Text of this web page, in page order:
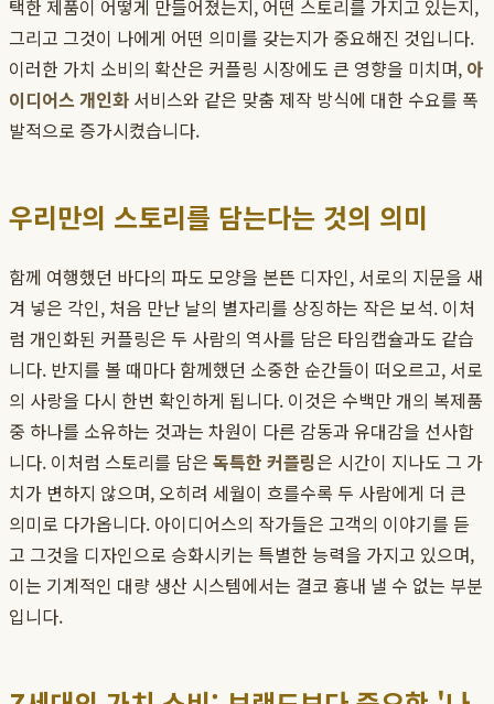
택한 제품이 어떻게 만들어졌는지, 어떤 스토리를 가지고 있는지,
그리고 그것이 나에게 어떤 의미를 갖는지가 중요해진 것입니다.
이러한 가치 소비의 확산은 커플링 시장에도 큰 영향을 미치며, 아
이디어스 개인화 서비스와 같은 맞춤 제작 방식에 대한 수요를 폭
발적으로 증가시켰습니다.
우리만의 스토리를 담는다는 것의 의미
함께 여행했던 바다의 파도 모양을 본뜬 디자인, 서로의 지문을 새
겨 넣은 각인, 처음 만난 날의 별자리를 상징하는 작은 보석. 이처
럼 개인화된 커플링은 두 사람의 역사를 담은 타임캡슐과도 같습
니다. 반지를 볼 때마다 함께했던 소중한 순간들이 떠오르고, 서로
의 사랑을 다시 한번 확인하게 됩니다. 이것은 수백만 개의 복제품
중 하나를 소유하는 것과는 차원이 다른 감동과 유대감을 선사합
니다. 이처럼 스토리를 담은 독특한 커플링은 시간이 지나도 그 가
치가 변하지 않으며, 오히려 세월이 흐를수록 두 사람에게 더 큰
의미로 다가옵니다. 아이디어스의 작가들은 고객의 이야기를 듣
고 그것을 디자인으로 승화시키는 특별한 능력을 가지고 있으며,
이는 기계적인 대량 생산 시스템에서는 결코 흉내 낼 수 없는 부분
입니다.